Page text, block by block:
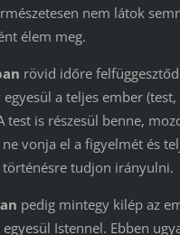
nem látok
élem meg.
rövid időre
egyesül a teljes ember (test,
test is részesül benne,
vonja el a figyelmét és
történésre tudjon irányulni.
pedig mintegy kilép az
Istennel. Ebben